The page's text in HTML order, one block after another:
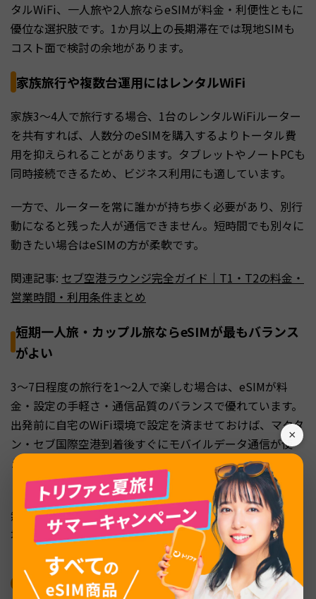
×
タルWiFi、一人旅や2人旅ならeSIMが料金・利便性ともに
優位な選択肢です。1か月以上の長期滞在では現地SIMも
コスト面で検討の余地があります。
家族旅行や複数台運用にはレンタルWiFi
家族3〜4人で旅行する場合、1台のレンタルWiFiルーター
を共有すれば、人数分のeSIMを購入するよりトータル費
用を抑えられることがあります。タブレットやノートPCも
同時接続できるため、ビジネス利用にも適しています。
一方で、ルーターを常に誰かが持ち歩く必要があり、別行
動になると残った人が通信できません。短時間でも別々に
動きたい場合はeSIMの方が柔軟です。
関連記事: セブ空港ラウンジ完全ガイド｜T1・T2の料金・
営業時間・利用条件まとめ
短期一人旅・カップル旅ならeSIMが最もバランス
がよい
3〜7日程度の旅行を1〜2人で楽しむ場合は、eSIMが料
金・設定の手軽さ・通信品質のバランスで優れています。
出発前に自宅のWiFi環境で設定を済ませておけば、マクタ
ン・セブ国際空港到着後すぐにモバイルデータ通信が使
え、空港のSIMカウンターで本人登録の列に並ぶ必要もあ
りません。
無制限プランも3日間1,990円から選べるサービスがあり、
地図や動画を気兼ねなく使いたい方にも向いています。
セブ島で使えるおすすめレンタルWiFi主要サービ
ス